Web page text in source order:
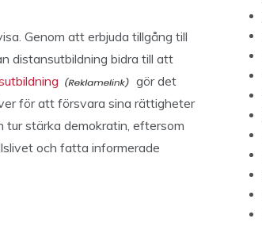
Genom att erbjuda tillgång till
distansutbildning bidra till att
gör det
för att försvara sina rättigheter
tur stärka demokratin, eftersom
och fatta informerade